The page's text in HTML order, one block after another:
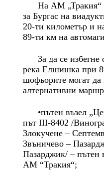
На АМ „Тракия“
за Бургас на
20-ти километър и
89-ти км на
За да се избегне
река Елшишка при
шофьорите могат да
алтернативни
•пътен възел
път III-8402 /
Злокучене –
Звъничево –
Пазарджик/ – пътен
АМ “Тракия“;